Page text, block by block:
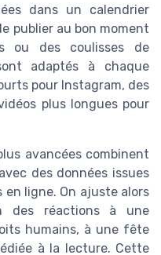
dans un calendrier
publier au bon moment
ou des coulisses de
adaptés à chaque
pour Instagram, des
plus longues pour
avancées combinent
des données issues
ligne. On ajuste alors
des réactions à une
humains, à une fête
à la lecture. Cette